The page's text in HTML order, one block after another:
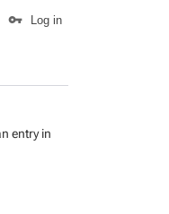
Log in
entry in